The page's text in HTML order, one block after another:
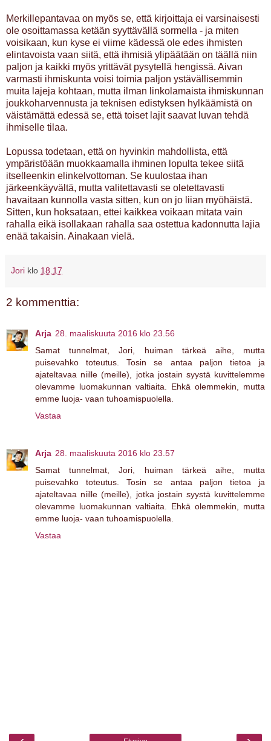
Merkillepantavaa on myös se, että kirjoittaja ei varsinaisesti
ole osoittamassa ketään syyttävällä sormella - ja miten
voisikaan, kun kyse ei viime kädessä ole edes ihmisten
elintavoista vaan siitä, että ihmisiä ylipäätään on täällä niin
paljon ja kaikki myös yrittävät pysytellä hengissä. Aivan
varmasti ihmiskunta voisi toimia paljon ystävällisemmin
muita lajeja kohtaan, mutta ilman linkolamaista ihmiskunnan
joukkoharvennusta ja teknisen edistyksen hylkäämistä on
väistämättä edessä se, että toiset lajit saavat luvan tehdä
ihmiselle tilaa.
Lopussa todetaan, että on hyvinkin mahdollista, että
ympäristöään muokkaamalla ihminen lopulta tekee siitä
itselleenkin elinkelvottoman. Se kuulostaa ihan
järkeenkäyvältä, mutta valitettavasti se oletettavasti
havaitaan kunnolla vasta sitten, kun on jo liian myöhäistä.
Sitten, kun hoksataan, ettei kaikkea voikaan mitata vain
rahalla eikä isollakaan rahalla saa ostettua kadonnutta lajia
enää takaisin. Ainakaan vielä.
Jori klo 18.17
2 kommenttia:
Arja 28. maaliskuuta 2016 klo 23.56
Samat tunnelmat, Jori, huiman tärkeä aihe, mutta
puisevahko toteutus. Tosin se antaa paljon tietoa ja
ajateltavaa niille (meille), jotka jostain syystä kuvittelemme
olevamme luomakunnan valtiaita. Ehkä olemmekin, mutta
emme luoja- vaan tuhoamispuolella.
Vastaa
Arja 28. maaliskuuta 2016 klo 23.57
Samat tunnelmat, Jori, huiman tärkeä aihe, mutta
puisevahko toteutus. Tosin se antaa paljon tietoa ja
ajateltavaa niille (meille), jotka jostain syystä kuvittelemme
olevamme luomakunnan valtiaita. Ehkä olemmekin, mutta
emme luoja- vaan tuhoamispuolella.
Vastaa